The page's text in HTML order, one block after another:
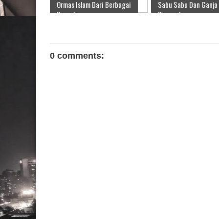
Ormas Islam Dari Berbagai
Daerah
Sabu Sabu Dan Ganja
Diamankan
0 comments: